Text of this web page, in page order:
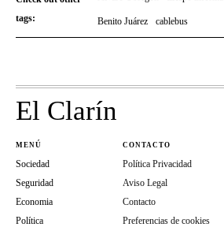
tags:
Benito Juárez cablebus
El Clarín
MENÚ
Sociedad
Seguridad
Economia
Política
CONTACTO
Política Privacidad
Aviso Legal
Contacto
Preferencias de cookies